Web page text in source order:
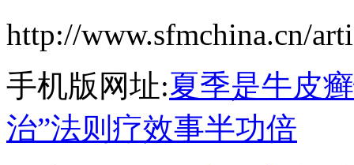
http://www.sfmchina.cn/
手机版网址:夏季是牛皮
治”法则疗效事半功倍